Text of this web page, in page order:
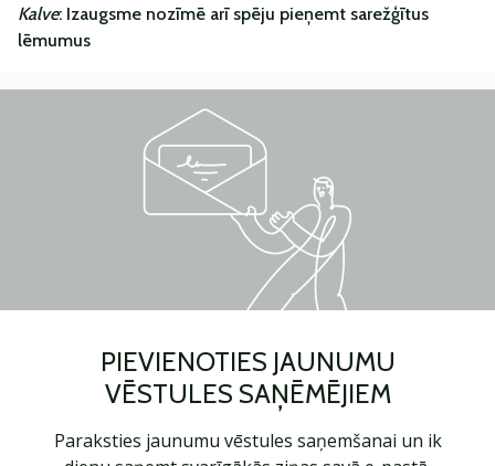
Kalve: Izaugsme nozīmē arī spēju pieņemt sarežģītus
lēmumus
PIEVIENOTIES JAUNUMU
VĒSTULES SAŅĒMĒJIEM
Paraksties jaunumu vēstules saņemšanai un ik